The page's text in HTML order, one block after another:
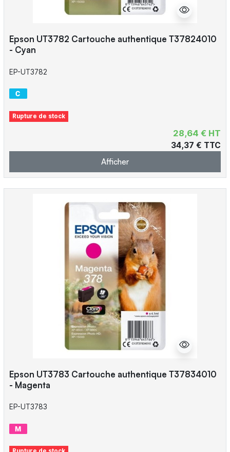
Epson UT3782 Cartouche authentique T37824010
- Cyan
EP-UT3782
Rupture de stock
28,64 € HT
34,37 € TTC
Afficher
Epson UT3783 Cartouche authentique T37834010
- Magenta
EP-UT3783